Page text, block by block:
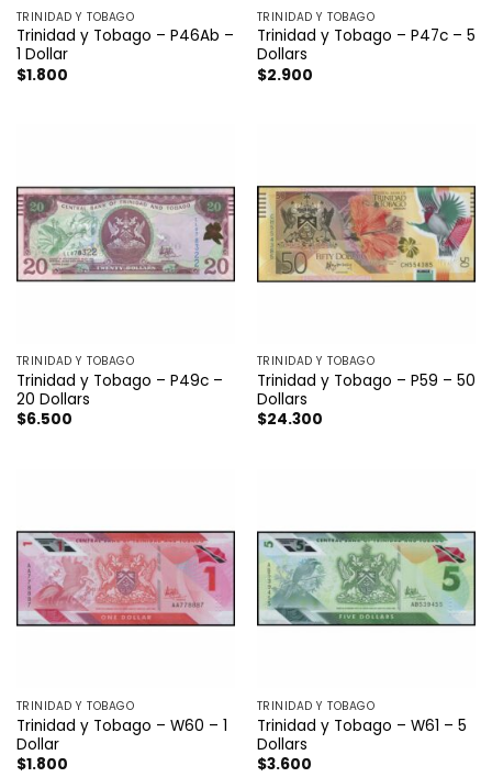
TRINIDAD Y TOBAGO
Trinidad y Tobago – P46Ab –
1 Dollar
$1.800
TRINIDAD Y TOBAGO
Trinidad y Tobago – P47c – 5
Dollars
$2.900
TRINIDAD Y TOBAGO
Trinidad y Tobago – P49c –
20 Dollars
$6.500
TRINIDAD Y TOBAGO
Trinidad y Tobago – P59 – 50
Dollars
$24.300
TRINIDAD Y TOBAGO
Trinidad y Tobago – W60 – 1
Dollar
$1.800
TRINIDAD Y TOBAGO
Trinidad y Tobago – W61 – 5
Dollars
$3.600